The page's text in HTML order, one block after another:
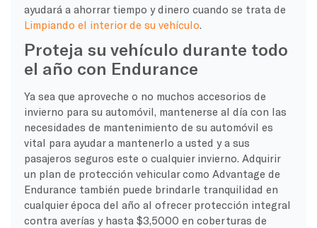
ayudará a ahorrar tiempo y dinero cuando se trata de
Limpiando el interior de su vehículo
Proteja su vehículo durante todo
el año con Endurance
Ya sea que aproveche o no muchos accesorios de
invierno para su automóvil, mantenerse al día con las
necesidades de mantenimiento de su automóvil es
vital para ayudar a mantenerlo a usted y a sus
pasajeros seguros este o cualquier invierno. Adquirir
un plan de protección vehicular como Advantage de
Endurance también puede brindarle tranquilidad en
cualquier época del año al ofrecer protección integral
contra averías y hasta $3,5000 en coberturas de